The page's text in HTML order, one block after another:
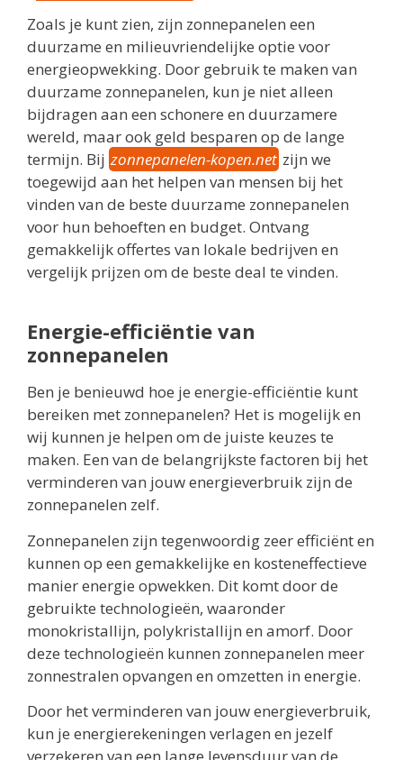
Zoals je kunt zien, zijn zonnepanelen een
duurzame en milieuvriendelijke optie voor
energieopwekking. Door gebruik te maken van
duurzame zonnepanelen, kun je niet alleen
bijdragen aan een schonere en duurzamere
wereld, maar ook geld besparen op de lange
termijn. Bij zonnepanelen-kopen.net zijn we
toegewijd aan het helpen van mensen bij het
vinden van de beste duurzame zonnepanelen
voor hun behoeften en budget. Ontvang
gemakkelijk offertes van lokale bedrijven en
vergelijk prijzen om de beste deal te vinden.
Energie-efficiëntie van
zonnepanelen
Ben je benieuwd hoe je energie-efficiëntie kunt
bereiken met zonnepanelen? Het is mogelijk en
wij kunnen je helpen om de juiste keuzes te
maken. Een van de belangrijkste factoren bij het
verminderen van jouw energieverbruik zijn de
zonnepanelen zelf.
Zonnepanelen zijn tegenwoordig zeer efficiënt en
kunnen op een gemakkelijke en kosteneffectieve
manier energie opwekken. Dit komt door de
gebruikte technologieën, waaronder
monokristallijn, polykristallijn en amorf. Door
deze technologieën kunnen zonnepanelen meer
zonnestralen opvangen en omzetten in energie.
Door het verminderen van jouw energieverbruik,
kun je energierekeningen verlagen en jezelf